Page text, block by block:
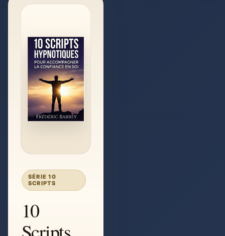
SÉRIE 10
SCRIPTS
10